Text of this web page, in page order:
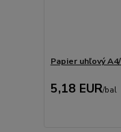
Papier uhľový
5,18 EUR/bal